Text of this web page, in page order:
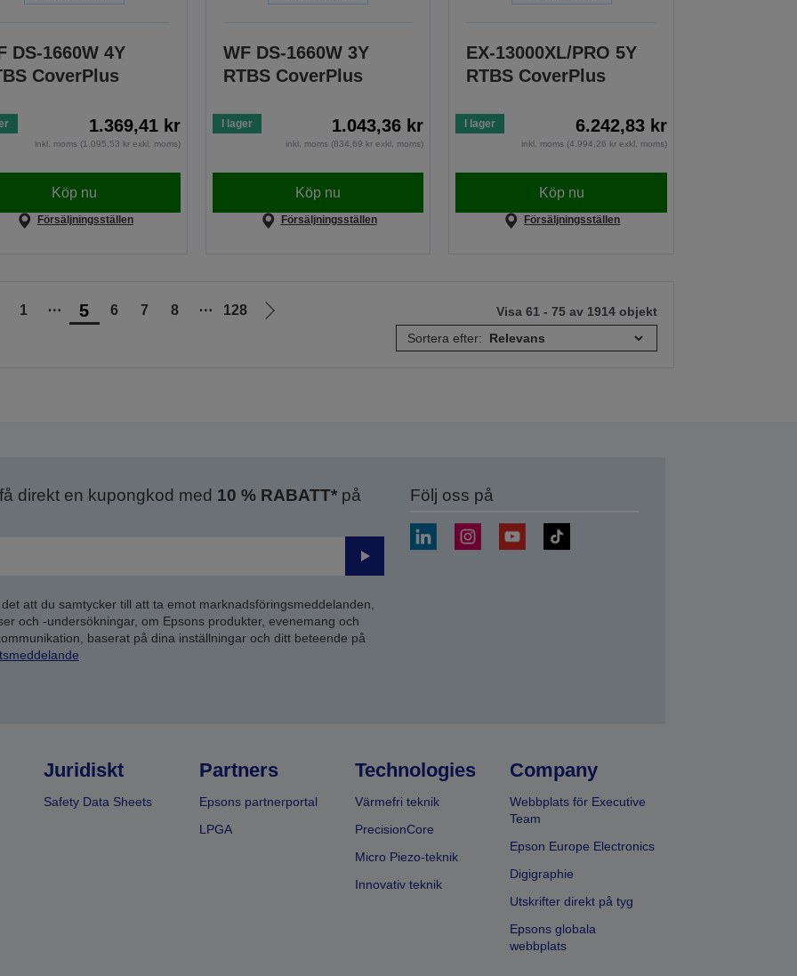
DS-1660W 4Y
CoverPlus
1.369,41 kr
inkl. moms (1.095,53 kr exkl. moms)
Köp nu
Försäljningsställen
WF DS-1660W 3Y
RTBS CoverPlus
I lager 1.043,36 kr
inkl. moms (834,69 kr exkl. moms)
Köp nu
Försäljningsställen
EX-13000XL/PRO 5Y
RTBS CoverPlus
I lager 6.242,83 kr
inkl. moms (4.994,26 kr exkl. moms)
Köp nu
Försäljningsställen
1 ⋯ 5 6 7 8 ⋯ 128
Gå
Visa 61 - 75 av 1914 objekt
Sortera efter:
direkt en kupongkod med 10 % RABATT*på
Skicka
att du samtycker till att ta emot marknadsföringsmeddelanden,
och -undersökningar, om Epsons produkter, evenemang och
baserat på dina inställningar och ditt beteende på
Följ oss på
Juridiskt
Safety Data Sheets
Partners
Epsons partnerportal
LPGA
Technologies
Värmefri teknik
PrecisionCore
Micro Piezo-teknik
Innovativ teknik
Company
Webbplats för Executive
Team
Epson Europe Electronics
Digigraphie
Utskrifter direkt på tyg
Epsons globala
webbplats